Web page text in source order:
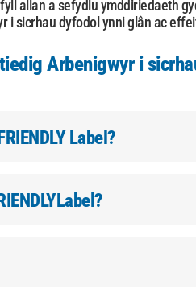
allan a sefydlu ymddiriedaeth
i sicrhau dyfodol ynni glân ac
Arbenigwyr i
Label?
Label?